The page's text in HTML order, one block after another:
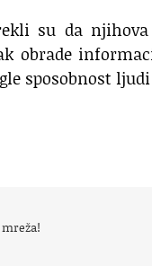
su da njihova
obrade
sposobnost